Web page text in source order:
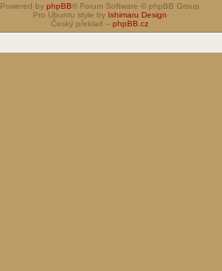
Powered by phpBB® Forum Software © phpBB Group
Pro Ubuntu style by Ishimaru Design
Český překlad – phpBB.cz